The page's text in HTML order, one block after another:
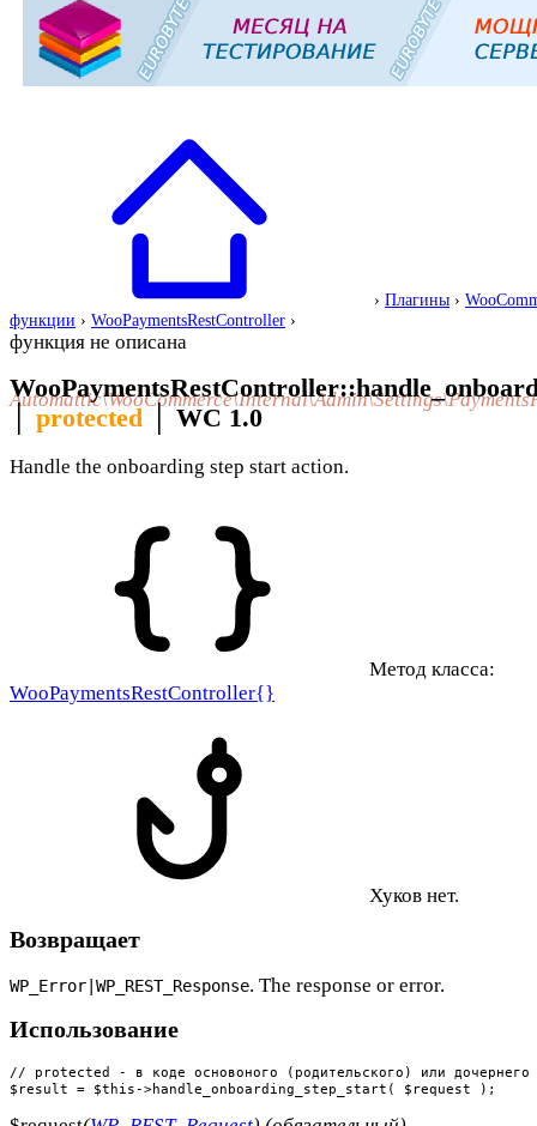
› Плагины ›
функции › WooPaymentsRestController ›
функция не описана
protected WC 1.0
Handle the onboarding step start action.
Метод класса:
WooPaymentsRestController{}
Хуков нет.
Возвращает
WP_Error|WP_REST_Response. The response or error.
Использование
// protected - в коде основоного (родительского) или дочернего
$result = $this->handle_onboarding_step_start( $request );